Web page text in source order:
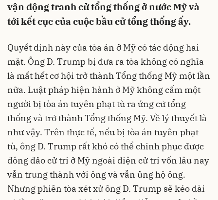
vận động tranh cử tổng thống ở nước Mỹ và
tới kết cục của cuộc bầu cử tổng thống ấy.
Quyết định này của tòa án ở Mỹ có tác động hai
mặt. Ông D. Trump bị đưa ra tòa không có nghĩa
là mất hết cơ hội trở thành Tổng thống Mỹ một lần
nữa. Luật pháp hiện hành ở Mỹ không cấm một
người bị tòa án tuyên phạt tù ra ứng cử tổng
thống và trở thành Tổng thống Mỹ. Về lý thuyết là
như vậy. Trên thực tế, nếu bị tòa án tuyên phạt
tù, ông D. Trump rất khó có thể chinh phục được
đông đảo cử tri ở Mỹ ngoài diện cử tri vốn lâu nay
vẫn trung thành với ông và vẫn ủng hộ ông.
Nhưng phiên tòa xét xử ông D. Trump sẽ kéo dài